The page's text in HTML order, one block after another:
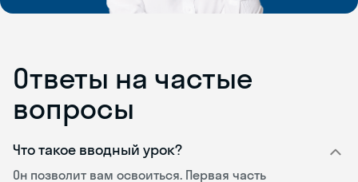
Ответы на частые
вопросы
Что такое вводный урок?
Он позволит вам освоиться. Первая часть